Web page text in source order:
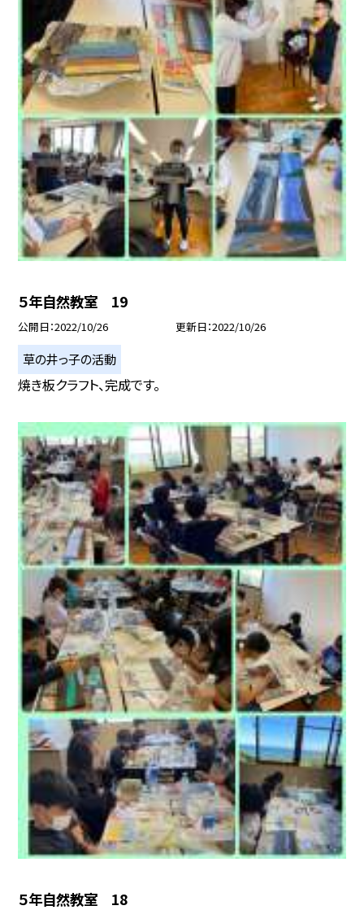
５年自然教室 19
公開日 2022/10/26 更新日 2022/10/26
草の井っ子の活動
焼き板クラフト、完成です。
５年自然教室 18